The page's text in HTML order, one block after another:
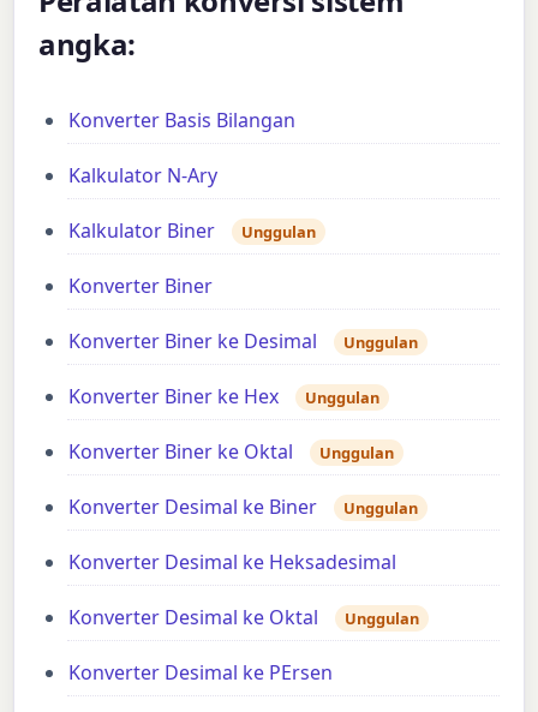
angka:
Konverter Basis Bilangan
Kalkulator N-Ary
Kalkulator Biner Unggulan
Konverter Biner
Konverter Biner ke Desimal Unggulan
Konverter Biner ke Hex Unggulan
Konverter Biner ke Oktal Unggulan
Konverter Desimal ke Biner Unggulan
Konverter Desimal ke Heksadesimal
Konverter Desimal ke Oktal Unggulan
Konverter Desimal ke PErsen